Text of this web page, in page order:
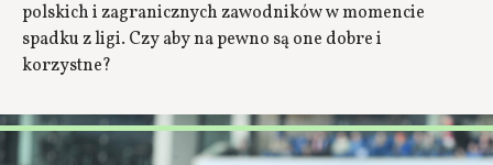
polskich i zagranicznych zawodników w momencie
spadku z ligi. Czy aby na pewno są one dobre i
korzystne?